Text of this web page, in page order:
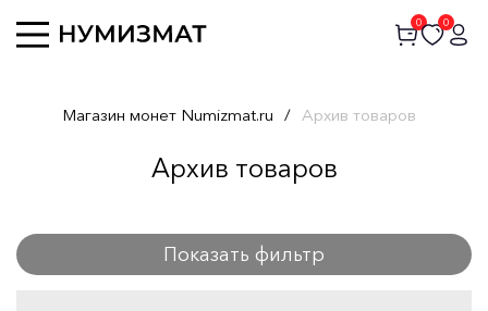
0 0
Магазин монет Numizmat.ru / Архив товаров
Архив товаров
Показать фильтр